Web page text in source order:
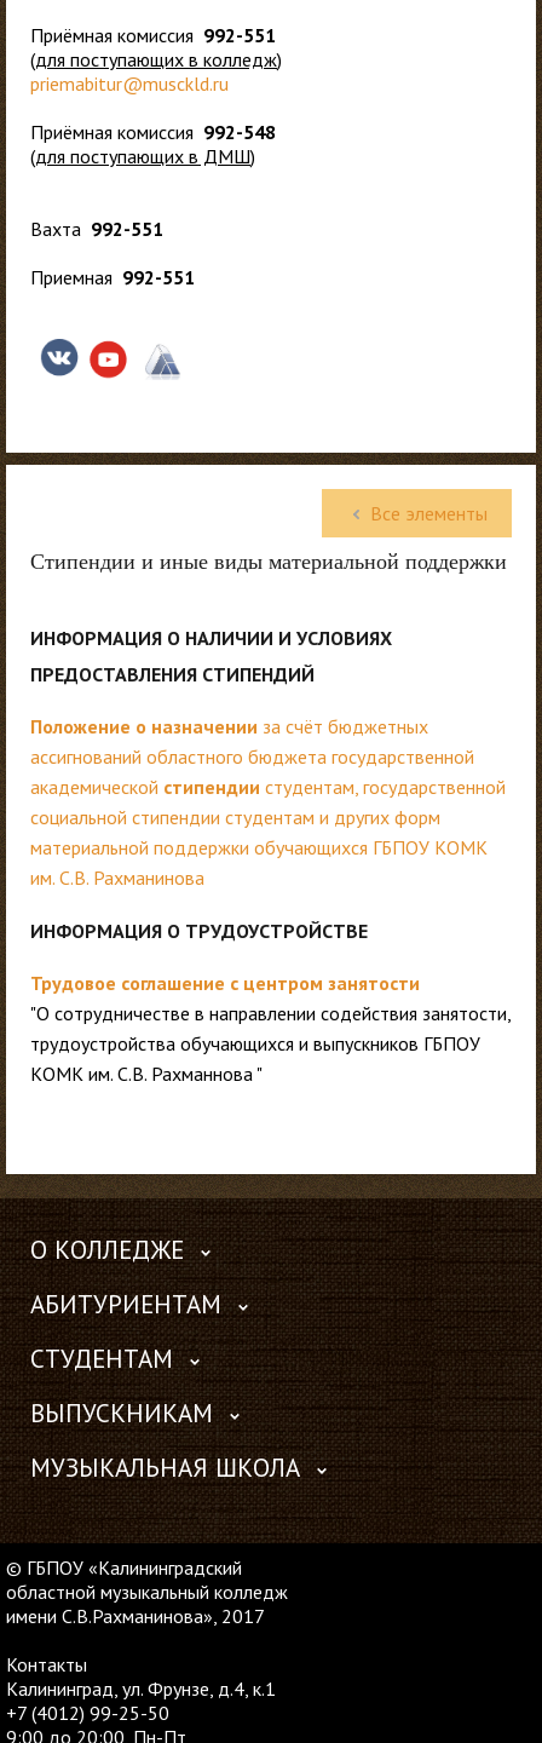
Приёмная комиссия 992-551
(для поступающих в колледж)
priemabitur@musckld.ru
Приёмная комиссия 992-548
(для поступающих в ДМШ)
Вахта 992-551
Приемная 992-551
Все элементы
Стипендии и иные виды материальной поддержки
ИНФОРМАЦИЯ О НАЛИЧИИ И УСЛОВИЯХ
ПРЕДОСТАВЛЕНИЯ СТИПЕНДИЙ
Положение о назначении за счёт бюджетных
ассигнований областного бюджета государственной
академической стипендии студентам, государственной
социальной стипендии студентам и других форм
материальной поддержки обучающихся ГБПОУ КОМК
им. С.В. Рахманинова
ИНФОРМАЦИЯ О ТРУДОУСТРОЙСТВЕ
Трудовое соглашение с центром занятости
"О сотрудничестве в направлении содействия занятости,
трудоустройства обучающихся и выпускников ГБПОУ
КОМК им. С.В. Рахманнова "
О КОЛЛЕДЖЕ
АБИТУРИЕНТАМ
СТУДЕНТАМ
ВЫПУСКНИКАМ
МУЗЫКАЛЬНАЯ ШКОЛА
© ГБПОУ «Калининградский
областной музыкальный колледж
имени С.В.Рахманинова», 2017
Контакты
Калининград, ул. Фрунзе, д.4, к.1
+7 (4012) 99-25-50
9:00 до 20:00, Пн-Пт